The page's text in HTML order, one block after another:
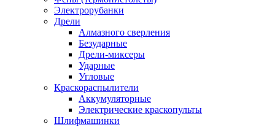
Электрорубанки
Дрели
Алмазного сверления
Безударные
Дрели-миксеры
Ударные
Угловые
Краскораспылители
Аккумуляторные
Электрические краскопульты
Шлифмашинки